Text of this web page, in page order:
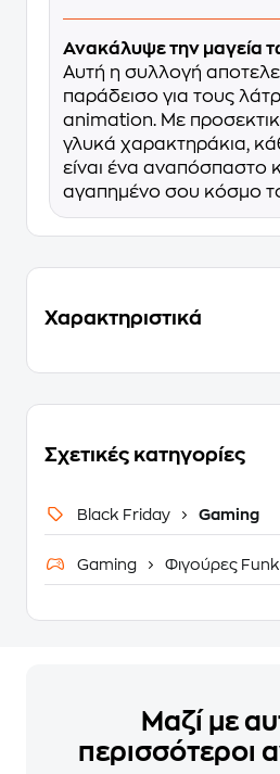
Ανακάλυψε την μαγεία
Αυτή η συλλογή
παράδεισο για τους
animation. Με
γλυκά χαρακτηράκια,
είναι ένα αναπόσπαστο
αγαπημένο σου κόσμο
Χαρακτηριστικά
Σχετικές κατηγορίες
Black Friday Gaming
Gaming Φιγούρες
Μαζί με
περισσότεροι